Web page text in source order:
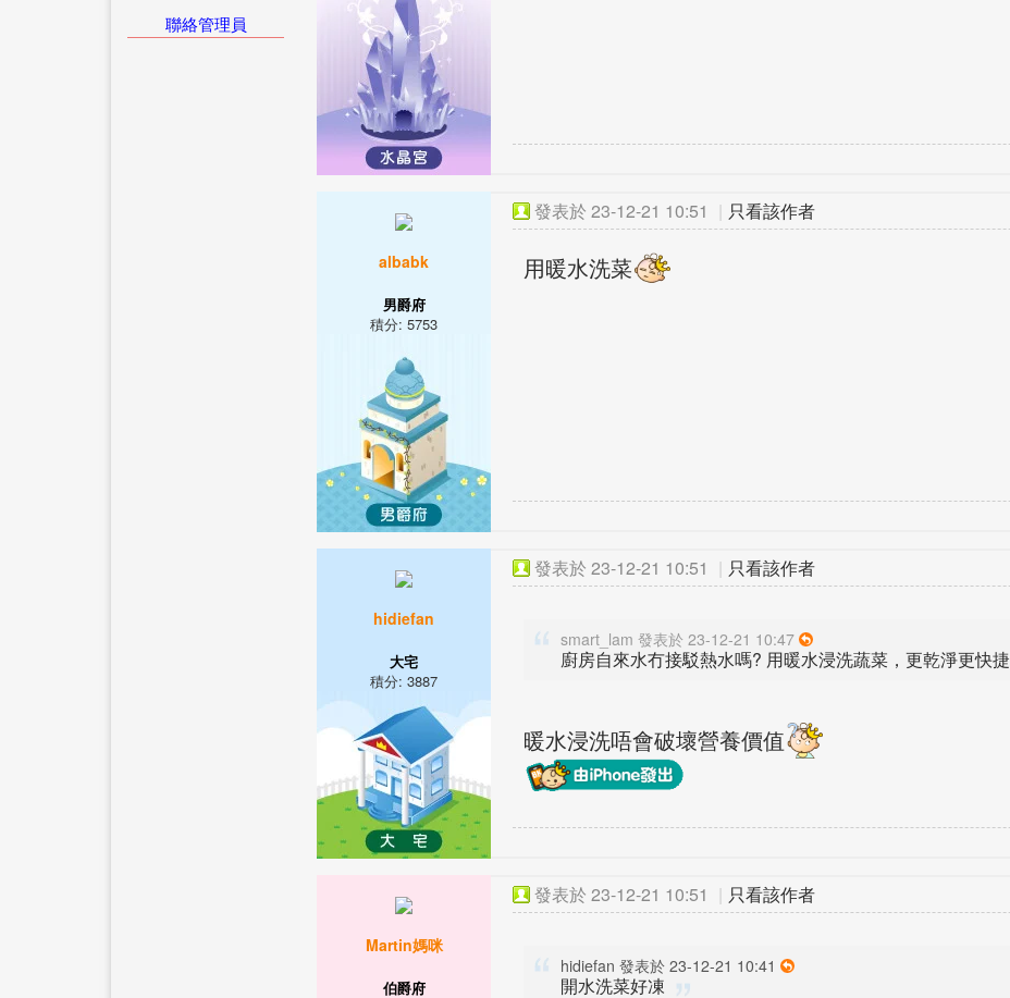
聯絡管理員
albabk
男爵府
積分: 5753
發表於 23-12-21 10:51 | 只看該作者
用暖水洗菜
hidiefan
大宅
積分: 3887
發表於 23-12-21 10:51 | 只看該作者
smart_lam 發表於 23-12-21 10:47
廚房自來水冇接駁熱水嗎? 用暖水浸洗蔬菜，更乾淨更快捷
暖水浸洗唔會破壞營養價值
Martin媽咪
伯爵府
發表於 23-12-21 10:51 | 只看該作者
hidiefan 發表於 23-12-21 10:41
開水洗菜好凍